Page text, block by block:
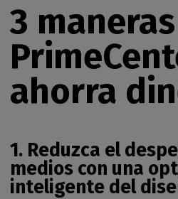
3 maneras
ahorra
1. Reduzca el
medios con una
inteligente del